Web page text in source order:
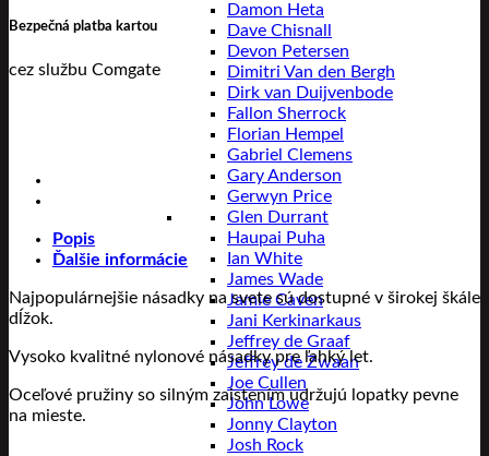
Damon Heta
Dave Chisnall
Devon Petersen
Dimitri Van den Bergh
Dirk van Duijvenbode
Fallon Sherrock
Florian Hempel
Gabriel Clemens
Gary Anderson
Gerwyn Price
Glen Durrant
Haupai Puha
Ian White
James Wade
Jamie Caven
Jani Kerkinarkaus
Jeffrey de Graaf
Jeffrey de Zwaan
Joe Cullen
John Lowe
Jonny Clayton
Josh Rock
Bezpečná platba kartou
cez službu Comgate
Popis
Ďalšie informácie
Najpopulárnejšie násadky na svete sú dostupné v širokej škále
dĺžok.
Vysoko kvalitné nylonové násadky pre ľahký let.
Oceľové pružiny so silným zaistením udržujú lopatky pevne
na mieste.